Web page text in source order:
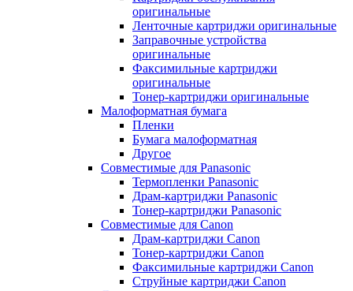
оригинальные
Ленточные картриджи оригинальные
Заправочные устройства
оригинальные
Факсимильные картриджи
оригинальные
Тонер-картриджи оригинальные
Малоформатная бумага
Пленки
Бумага малоформатная
Другое
Совместимые для Panasonic
Термопленки Panasonic
Драм-картриджи Panasonic
Тонер-картриджи Panasonic
Совместимые для Canon
Драм-картриджи Canon
Тонер-картриджи Canon
Факсимильные картриджи Canon
Струйные картриджи Canon